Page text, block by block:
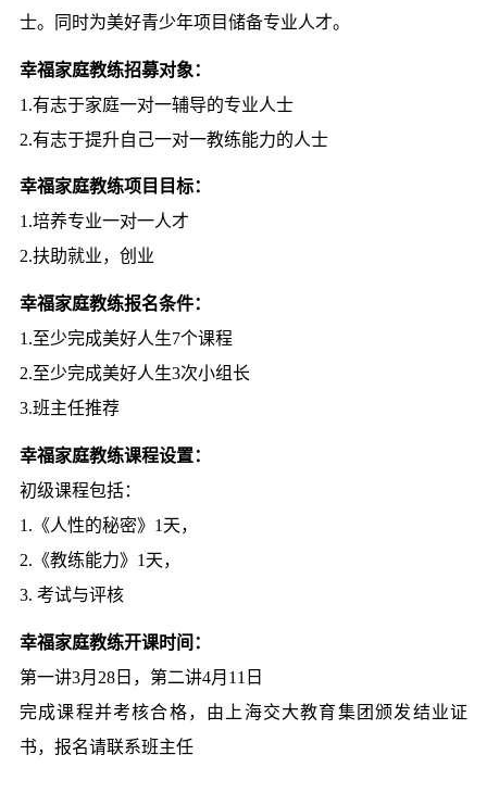
士。同时为美好青少年项目储备专业人才。
幸福家庭教练招募对象：
1.有志于家庭一对一辅导的专业人士
2.有志于提升自己一对一教练能力的人士
幸福家庭教练项目目标：
1.培养专业一对一人才
2.扶助就业，创业
幸福家庭教练报名条件：
1.至少完成美好人生7个课程
2.至少完成美好人生3次小组长
3.班主任推荐
幸福家庭教练课程设置：
初级课程包括：
1.《人性的秘密》1天，
2.《教练能力》1天，
3. 考试与评核
幸福家庭教练开课时间：
第一讲3月28日，第二讲4月11日
完成课程并考核合格，由上海交大教育集团颁发结业证
书，报名请联系班主任